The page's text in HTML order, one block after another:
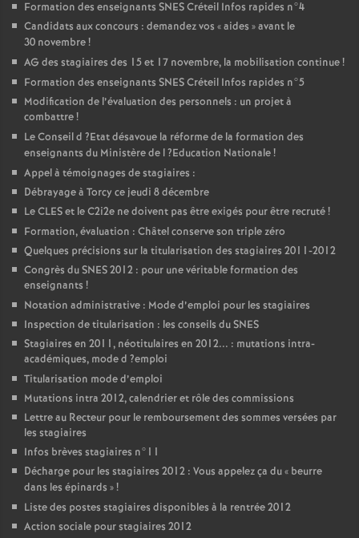
Formation des enseignants SNESCréteil Infos rapides n°4
Candidats aux concours : demandez vos «aides » avant le
30 novembre!
AG des stagiaires des 15 et 17 novembre, la mobilisation continue!
Formation des enseignants SNESCréteil Infos rapides n°5
Modification de l’évaluation des personnels : un projet à
combattre!
Le Conseil d ?Etat désavoue la réforme de la formation des
enseignants du Ministère de l?Education Nationale!
Appel à témoignages de stagiaires :
Débrayage à Torcy ce jeudi 8 décembre
LeCLESet le C2i2e ne doivent pas être exigés pour être recruté!
Formation, évaluation : Châtel conserve son triple zéro
Quelques précisions sur la titularisation des stagiaires 2011-2012
Congrès duSNES2012 : pour une véritable formation des
enseignants !
Notation administrative : Mode d’emploi pour les stagiaires
Inspection de titularisation : les conseils duSNES
Stagiaires en 2011, néotitulaires en 2012... : mutations intra-
académiques, mode d ?emploi
Titularisation mode d’emploi
Mutations intra 2012, calendrier et rôle des commissions
Lettre au Recteur pour le remboursement des sommes versées par
les stagiaires
Infos brèves stagiaires n°11
Décharge pour les stagiaires 2012 : Vous appelez ça du « beurre
dans les épinards »!
Liste des postes stagiaires disponibles à la rentrée 2012
Action sociale pour stagiaires 2012